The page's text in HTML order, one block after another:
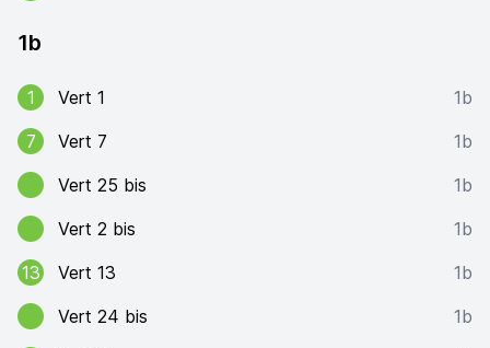
1b
1 Vert 1
1b
7
Vert 7
1b
Vert 25 bis
1b
Vert 2 bis
1b
13
Vert 13
1b
Vert 24 bis
1b